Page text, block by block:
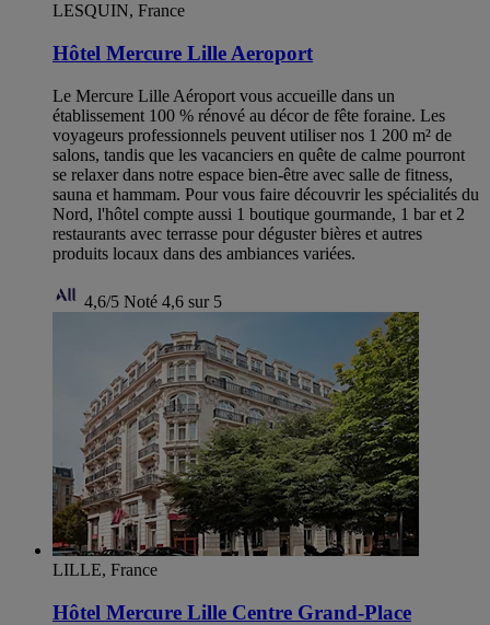
LESQUIN, France
Hôtel Mercure Lille Aeroport
Le Mercure Lille Aéroport vous accueille dans un
établissement 100 % rénové au décor de fête foraine. Les
voyageurs professionnels peuvent utiliser nos 1 200 m² de
salons, tandis que les vacanciers en quête de calme pourront
se relaxer dans notre espace bien-être avec salle de fitness,
sauna et hammam. Pour vous faire découvrir les spécialités du
Nord, l'hôtel compte aussi 1 boutique gourmande, 1 bar et 2
restaurants avec terrasse pour déguster bières et autres
produits locaux dans des ambiances variées.
4,6/5 Noté 4,6 sur 5
LILLE, France
Hôtel Mercure Lille Centre Grand-Place